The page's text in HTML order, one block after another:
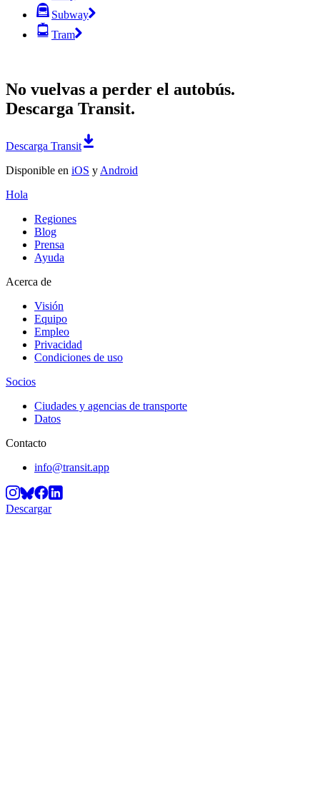
Subway
Tram
No vuelvas a perder el autobús.
Descarga Transit.
Descarga Transit
Disponible en iOS y Android
Hola
Regiones
Blog
Prensa
Ayuda
Acerca de
Visión
Equipo
Empleo
Privacidad
Condiciones de uso
Socios
Ciudades y agencias de transporte
Datos
Contacto
info@transit.app
Descargar